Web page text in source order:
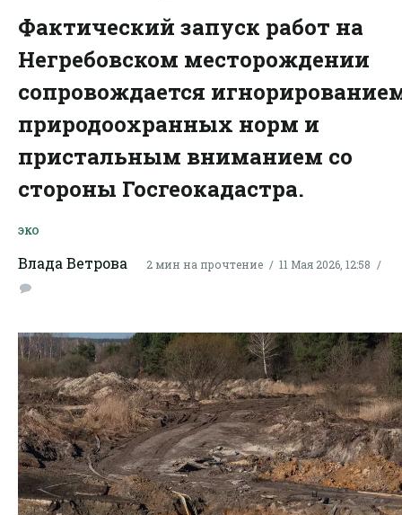
Фактический запуск работ на
Негребовском месторождении
сопровождается
природоохранных норм и
пристальным вниманием со
стороны Госгеокадастра.
ЭКО
Влада Ветрова 2 мин на прочтение 11 Мая 2026, 12:58